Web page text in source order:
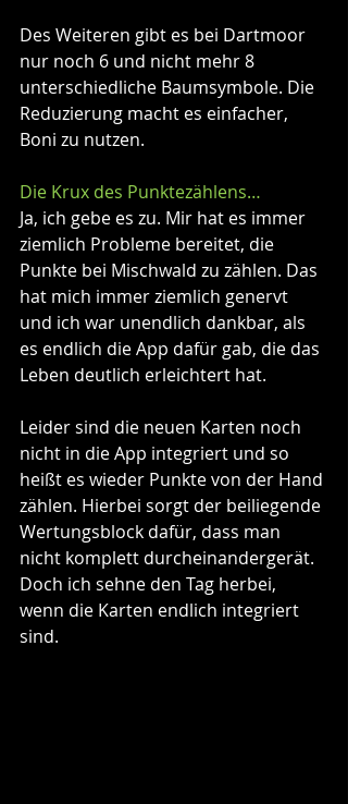
Des Weiteren gibt es bei Dartmoor
nur noch 6 und nicht mehr 8
unterschiedliche Baumsymbole. Die
Reduzierung macht es einfacher,
Boni zu nutzen.
Die Krux des Punktezählens…
Ja, ich gebe es zu. Mir hat es immer
ziemlich Probleme bereitet, die
Punkte bei Mischwald zu zählen. Das
hat mich immer ziemlich genervt
und ich war unendlich dankbar, als
es endlich die App dafür gab, die das
Leben deutlich erleichtert hat.
Leider sind die neuen Karten noch
nicht in die App integriert und so
heißt es wieder Punkte von der Hand
zählen. Hierbei sorgt der beiliegende
Wertungsblock dafür, dass man
nicht komplett durcheinandergerät.
Doch ich sehne den Tag herbei,
wenn die Karten endlich integriert
sind.